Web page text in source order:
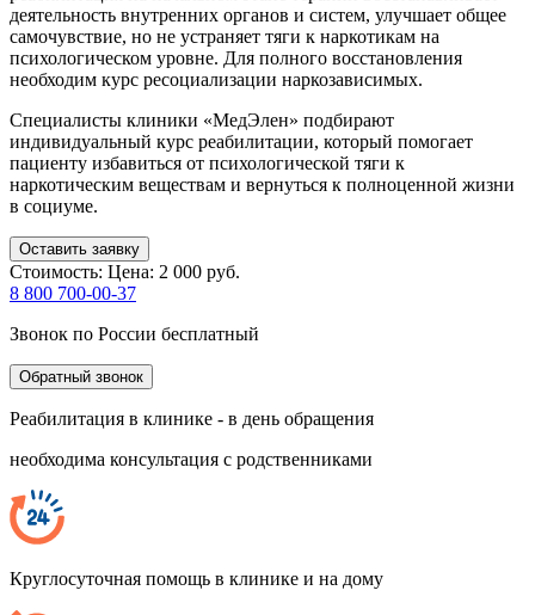
деятельность внутренних органов и систем, улучшает общее
самочувствие, но не устраняет тяги к наркотикам на
психологическом уровне. Для полного восстановления
необходим курс ресоциализации наркозависимых.
Специалисты клиники «МедЭлен» подбирают
индивидуальный курс реабилитации, который помогает
пациенту избавиться от психологической тяги к
наркотическим веществам и вернуться к полноценной жизни
в социуме.
Оставить заявку
Стоимость: Цена: 2 000 руб.
8 800 700-00-37
Звонок по России бесплатный
Обратный звонок
Реабилитация в клинике - в день обращения
необходима консультация с родственниками
Круглосуточная помощь в клинике и на дому